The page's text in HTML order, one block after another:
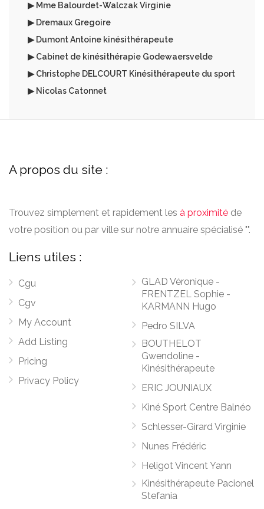
▶ Mme Balourdet-Walczak Virginie
▶ Dremaux Gregoire
▶ Dumont Antoine kinésithérapeute
▶ Cabinet de kinésithérapie Godewaersvelde
▶ Christophe DELCOURT Kinésithérapeute du sport
▶ Nicolas Catonnet
A propos du site :
Trouvez simplement et rapidement les à proximité de
votre position ou par ville sur notre annuaire spécialisé "".
Liens utiles :
Cgu
Cgv
My Account
Add Listing
Pricing
Privacy Policy
GLAD Véronique -
FRENTZEL Sophie -
KARMANN Hugo
Pedro SILVA
BOUTHELOT
Gwendoline -
Kinésithérapeute
ERIC JOUNIAUX
Kiné Sport Centre Balnéo
Schlesser-Girard Virginie
Nunes Frédéric
Heligot Vincent Yann
Kinésithérapeute Pacionel
Stefania